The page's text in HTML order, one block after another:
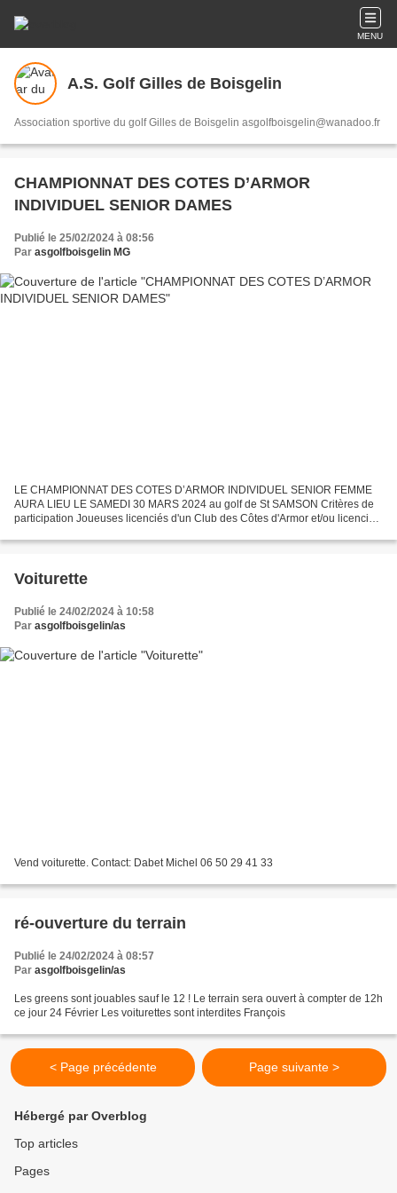
MENU
A.S. Golf Gilles de Boisgelin
Association sportive du golf Gilles de Boisgelin asgolfboisgelin@wanadoo.fr
CHAMPIONNAT DES COTES D’ARMOR
INDIVIDUEL SENIOR DAMES
Publié le 25/02/2024 à 08:56
Par asgolfboisgelin MG
LE CHAMPIONNAT DES COTES D’ARMOR INDIVIDUEL SENIOR FEMME
AURA LIEU LE SAMEDI 30 MARS 2024 au golf de St SAMSON Critères de
participation Joueuses licenciés d'un Club des Côtes d'Armor et/ou licencié
Voiturette
Publié le 24/02/2024 à 10:58
Par asgolfboisgelin/as
Vend voiturette. Contact: Dabet Michel 06 50 29 41 33
ré-ouverture du terrain
Publié le 24/02/2024 à 08:57
Par asgolfboisgelin/as
Les greens sont jouables sauf le 12 ! Le terrain sera ouvert à compter de 12h
ce jour 24 Février Les voiturettes sont interdites François
< Page précédente Page suivante >
Hébergé par Overblog
Top articles
Pages